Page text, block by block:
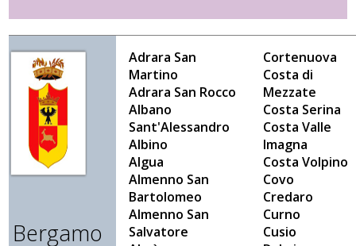
Bergamo
Adrara San
Martino
Adrara San Rocco
Albano
Sant'Alessandro
Albino
Algua
Almenno San
Bartolomeo
Almenno San
Salvatore
Cortenuova
Costa di
Mezzate
Costa Serina
Costa Valle
Imagna
Costa Volpino
Covo
Credaro
Curno
Cusio